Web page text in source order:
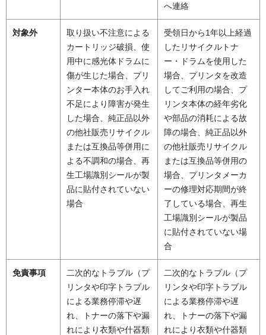
へ連絡
対象外
取り扱い不注意による
カートリッジ破損、使
用中に感光体ドラムに
傷が生じた場合、プリ
ンター本体のお手入れ
不足により障害が発生
した場合、純正品以外
の他社販売リサイクル
または互換品等併用に
よる不調和の場合、再
生工場識別シールが製
品に貼付されていない
場合
受領日から1年以上経過
したリサイクルトナ
ー・ドラムを使用した
場合、プリンタを改造
してご利用の場合、プ
リンタ本体の経年劣化
や部品の消耗による故
障の場合、純正品以外
の他社販売リサイクル
または互換品等併用の
場合、プリンタメーカ
ーの修理対応期間が終
了している場合、再生
工場識別シールが製品
に貼付されていない場
合
免責事項
二次的なトラブル（プ
リンタや印字トラブル
による業務停滞や遅
れ、トナーの落下や漏
れにより衣類や什器類
二次的なトラブル（プ
リンタや印字トラブル
による業務停滞や遅
れ、トナーの落下や漏
れにより衣類や什器類